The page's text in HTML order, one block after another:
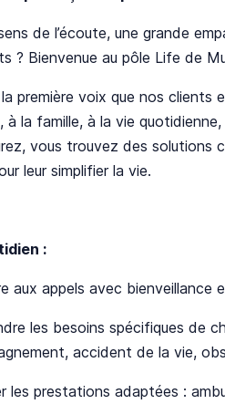
de l’écoute, une grande
? Bienvenue au pôle Life de
première voix que nos clients
à la famille, à la vie
vous trouvez des
leur simplifier la vie.
:
aux appels avec bienveillance
les besoins spécifiques de
accident de la vie,
les prestations adaptées :